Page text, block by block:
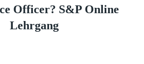
Officer? S&P Online
Lehrgang